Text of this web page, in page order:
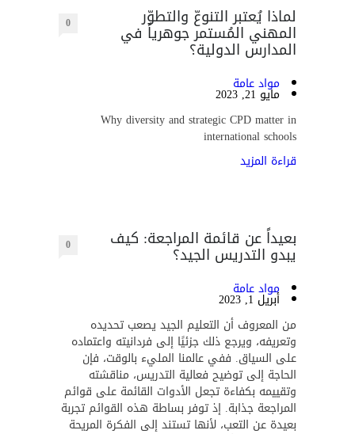
لماذا يُعتبر التنوعّ والتطوّر
المهني المُستمر جوهرياً في
المدارس الدولية؟
0
مواد عامة
مايو 21, 2023
Why diversity and strategic CPD matter in
international schools
قراءة المزيد
بعيداً عن قائمة المراجعة: كيف
يبدو التدريس الجيد؟ 0
مواد عامة
أبريل 1, 2023
من المعروف أن التعليم الجيد يصعب تحديده
وتعريفه، ويرجع ذلك جزئيًا إلى فردانيته واعتماده
على السياق. ففي عالمنا المليء بالوقت، فإن
الحاجة إلى توضيح فعالية التدريس، مناقشته
وتقييمه بكفاءة تجعل الأدوات القائمة على قوائم
المراجعة جذابة. إذ توفر بساطة هذه القوائم تجربة
بعيدة عن التعب، لأنها تستند إلى الفكرة المريحة